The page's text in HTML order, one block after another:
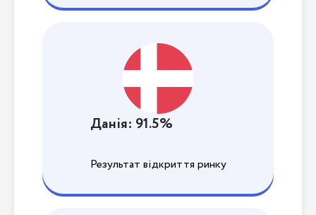
Данія: 91.5%
Результат відкриття ринку